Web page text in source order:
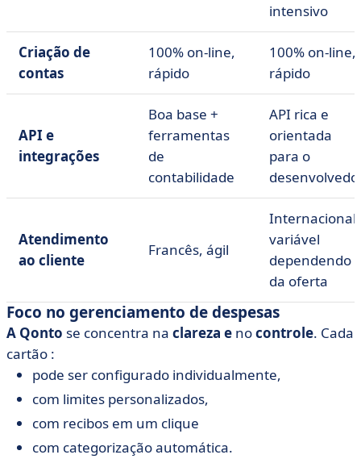
intensivo
Criação de
contas
100% on-line,
rápido
100% on-line,
rápido
API e
integrações
Boa base +
ferramentas
de
contabilidade
API rica e
orientada
para o
Atendimento
ao cliente
Francês, ágil
Internacional,
variável
dependendo
da oferta
Foco no gerenciamento de despesas
A Qonto se concentra na clareza e nocontrole. Cada
cartão :
pode ser configurado individualmente,
com limites personalizados,
com recibos em um clique
com categorização automática.